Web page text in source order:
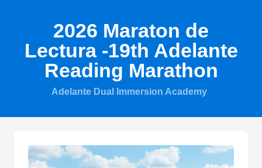
2026 Maraton de
Lectura -19th Adelante
Reading Marathon
Adelante Dual Immersion Academy